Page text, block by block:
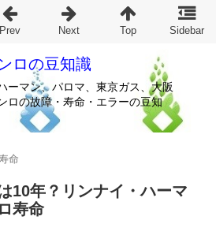
ロの豆知識
ーマン、パロマ、東京ガス、大阪
ロの故障・寿命・エラーの豆知
命
10年？リンナイ・ハーマ
寿命